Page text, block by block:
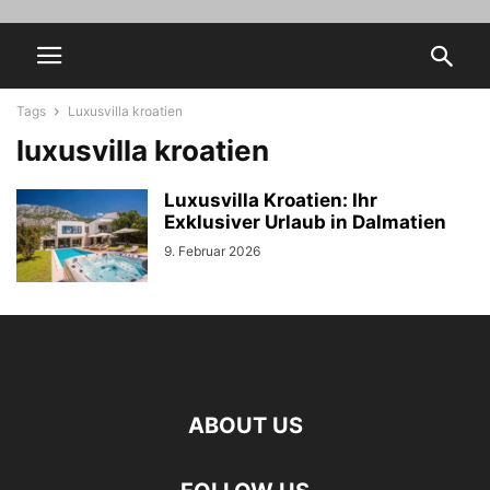
Tags Luxusvilla kroatien
luxusvilla kroatien
Luxusvilla Kroatien: Ihr
Exklusiver Urlaub in Dalmatien
9. Februar 2026
ABOUT US